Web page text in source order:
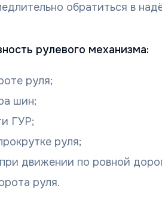
обратиться в
рулевого механизма:
руля;
шин;
ГУР;
руля;
движении по ровной
руля.